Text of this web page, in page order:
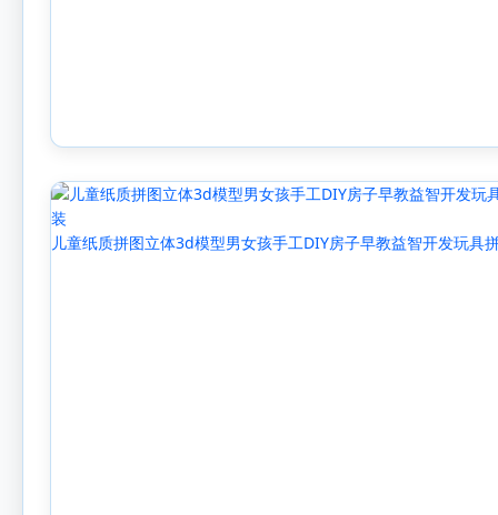
儿童纸质拼图立体3d模型男女孩手工DIY房子早教益智开发玩具